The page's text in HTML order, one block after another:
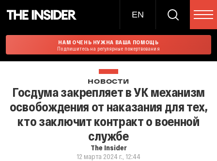
EN
НАМ ОЧЕНЬ НУЖНА ВАША ПОМОЩЬ
Подпишитесь на регулярные пожертвования
НОВОСТИ
Госдума закрепляет в УК механизм
освобождения от наказания для тех,
кто заключит контракт о военной
службе
The Insider
12 марта 2024 г., 12:44